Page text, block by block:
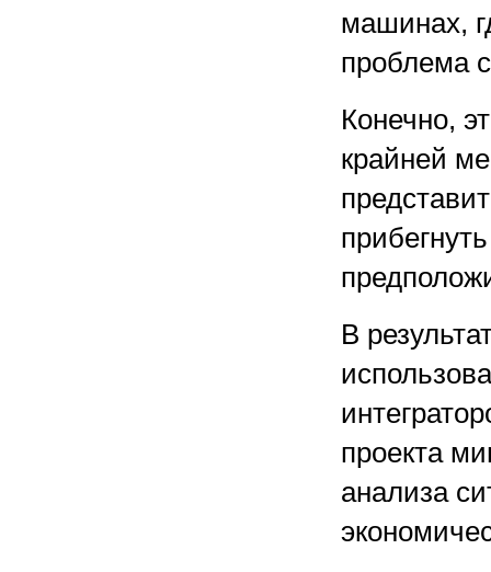
машинах,
проблема
Конечно,
крайней
В
проекта
анализа